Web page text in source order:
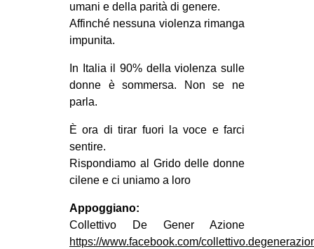
Fb
bsky
umani e della parità di genere.
Affinché nessuna violenza rimanga
impunita.
In Italia il 90% della violenza sulle
donne è sommersa. Non se ne
parla.
È ora di tirar fuori la voce e farci
sentire.
Rispondiamo al Grido delle donne
cilene e ci uniamo a loro
Appoggiano:
Collettivo De Gener Azione
https://www.facebook.com/